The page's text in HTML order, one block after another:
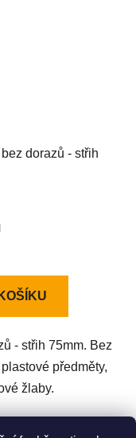
dorazů - střih
- střih 75mm. Bez
předměty,
žlaby.